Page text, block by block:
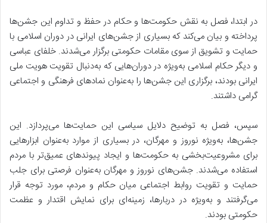
در ابتدا، فصل به نقش حکومت‌ها و حکام در حفظ و تداوم این جشن‌ها
پرداخته و بیان می‌کند که بسیاری از جشن‌های ایرانی در دوران اسلامی با
حمایت و تشویق از سوی مقامات حکومتی برگزار می‌شدند. خلفای عباسی
و دیگر حکام اسلامی به‌ویژه در دوران‌هایی که به‌دنبال تقویت هویت ملی
ایرانی بودند، برگزاری این جشن‌ها را به‌عنوان نمادهای فرهنگی و اجتماعی
گرامی داشتند.
سپس، فصل به توضیح دلایل سیاسی این حمایت‌ها می‌پردازد. این
جشن‌ها، به‌ویژه نوروز و مهرگان، در بسیاری از موارد به‌عنوان ابزارهایی
برای مشروعیت‌بخشی به حکومت‌ها و ایجاد پیوندهای عمیق‌تر با مردم
استفاده می‌شدند. جشن‌های نوروز و مهرگان به‌عنوان فرصتی برای جلب
حمایت و تقویت روابط اجتماعی میان حکام و مردم، مورد توجه قرار
می‌گرفتند و به‌ویژه در دربارها، زمینه‌ای برای نمایش اقتدار و عظمت
حکومتی بودند.